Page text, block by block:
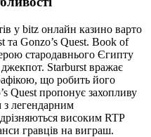
у bitz онлайн казино варто
та Gonzo’s Quest. Book of
стародавнього Єгипту
Starburst вражає
що робить його
Quest пропонує захопливу
легендарним
високим RTP
гравців на виграш.